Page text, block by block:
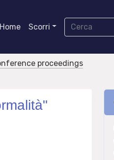
Home Scorri
proceedings